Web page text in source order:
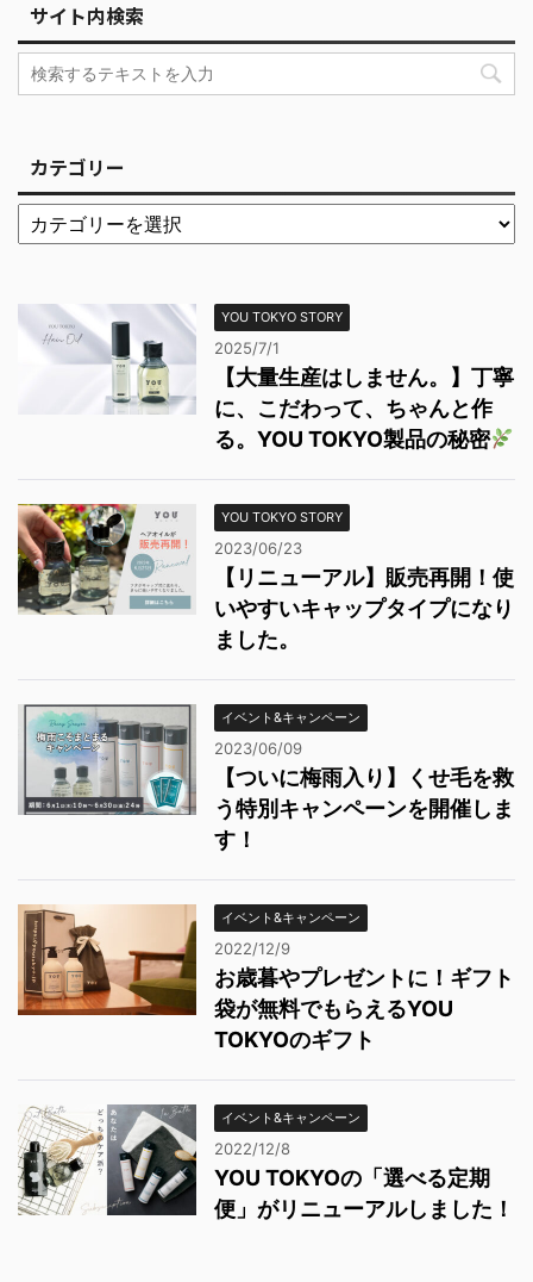
サイト内検索
カテゴリー
YOU TOKYO STORY
2025/7/1
【大量生産はしません。】丁寧
に、こだわって、ちゃんと作
る。YOU TOKYO製品の秘密
YOU TOKYO STORY
2023/06/23
【リニューアル】販売再開！使
いやすいキャップタイプになり
ました。
イベント&キャンペーン
2023/06/09
【ついに梅雨入り】くせ毛を救
う特別キャンペーンを開催しま
す！
イベント&キャンペーン
2022/12/9
お歳暮やプレゼントに！ギフト
袋が無料でもらえるYOU
TOKYOのギフト
イベント&キャンペーン
2022/12/8
YOU TOKYOの「選べる定期
便」がリニューアルしました！